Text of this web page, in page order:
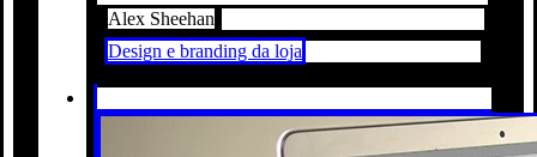
Alex Sheehan
Design e branding da loja